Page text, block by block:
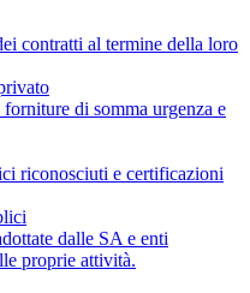
contratti al termine della loro
di somma urgenza e
riconosciuti e certificazioni
dalle SA e enti
proprie attività.